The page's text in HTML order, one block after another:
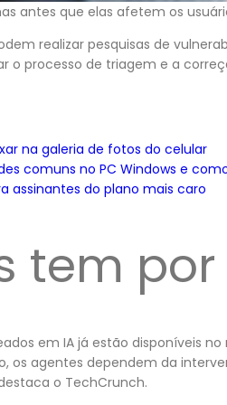
antes que elas afetem os
realizar pesquisas de
o processo de triagem e a
na galeria de fotos do celular
comuns no PC Windows e
assinantes do plano mais caro
tem por
em IA já estão disponíveis
os agentes dependem da
o TechCrunch.